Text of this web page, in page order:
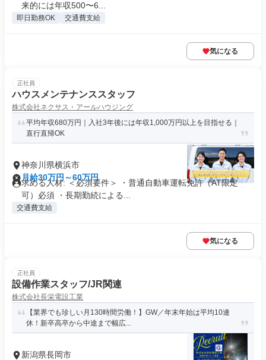
来的には年収500〜6...
即日勤務OK 交通費支給
気になる
正社員
ハウスメンテナンススタッフ
株式会社ネクサス・アールハウジング
平均年収680万円｜入社3年後には年収1,000万円以上を目指せる｜
直行直帰OK
神奈川県横浜市
月給30万円～60万円
求める人材: ＜必須要件＞ ・普通自動車運転免許（AT限定
可）必須 ・長期勤続による...
交通費支給
気になる
正社員
設備作業スタッフ/JR関連
株式会社長栄電設工業
【業界でも珍しい月130時間労働！】GW／年末年始は平均10連
休！新卒高卒から中途まで幅広...
新潟県長岡市